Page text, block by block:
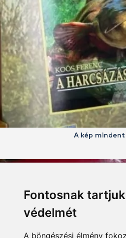
Fontosnak
védelmét
A böngészési élmény
A kép mindent